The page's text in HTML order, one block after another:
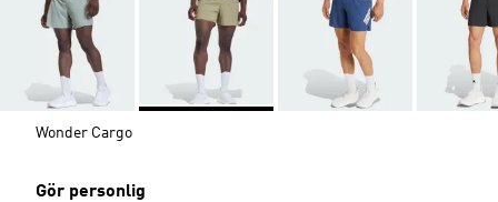
Wonder Cargo
Gör personlig